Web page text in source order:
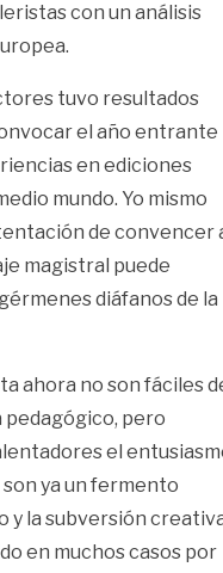
con un análisis
tuvo resultados
el año entrante
en ediciones
mundo. Yo mismo
de convencer
magistral puede
diáfanos de la
ahora no son fáciles
pedagógico, pero
el
ya un fermento
y la subversión
en muchos casos por